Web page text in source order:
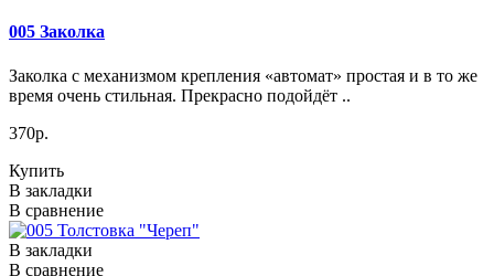
005 Заколка
Заколка с механизмом крепления «автомат» простая и в то же
время очень стильная. Прекрасно подойдёт ..
370р.
Купить
В закладки
В сравнение
В закладки
В сравнение